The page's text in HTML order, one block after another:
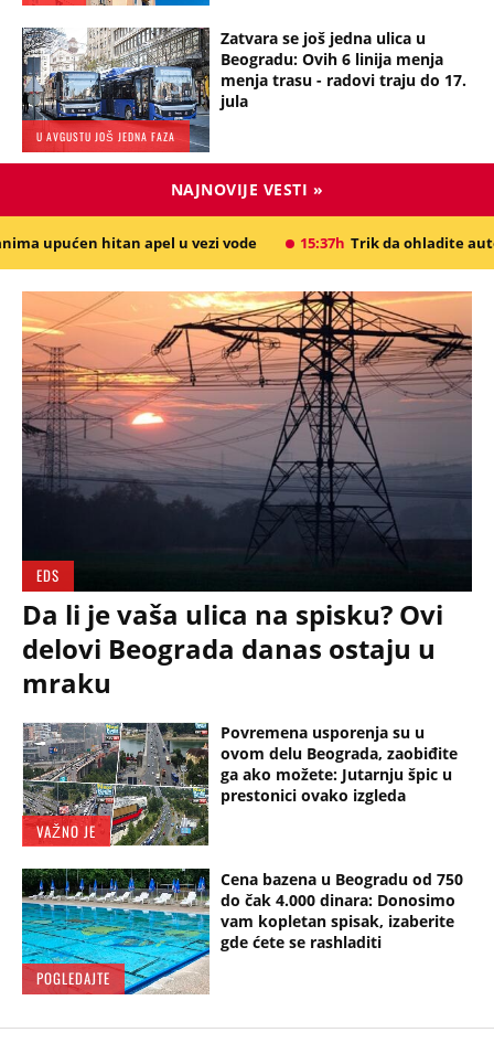
U AVGUSTU JOŠ JEDNA FAZA
Zatvara se još jedna ulica u
Beogradu: Ovih 6 linija menja
menja trasu - radovi traju do 17.
jula
NAJNOVIJE VESTI »
apel u vezi vode 15:37h Trik da ohladite automobil za
VAŽNO JE
Povremena usporenja su u
ovom delu Beograda, zaobiđite
ga ako možete: Jutarnju špic u
prestonici ovako izgleda
POGLEDAJTE
Cena bazena u Beogradu od 750
do čak 4.000 dinara: Donosimo
vam kopletan spisak, izaberite
gde ćete se rashladiti
EDS
Da li je vaša ulica na spisku? Ovi
delovi Beograda danas ostaju u
mraku